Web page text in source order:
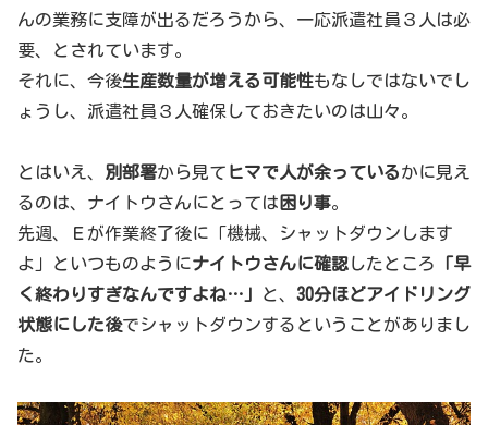
んの業務に支障が出るだろうから、一応派遣社員３人は必
要、とされています。
それに、今後生産数量が増える可能性もなしではないでし
ょうし、派遣社員３人確保しておきたいのは山々。
とはいえ、 別部署から見て ヒマで人が余っているかに見え
るのは、ナイトウさんにとっては 困り事。
先週、Ｅが作業終了後に「機械、シャットダウンします
よ」といつものようにナイトウさんに確認したところ
「早
く終わりすぎなんですよね…」
と、 30分ほどアイドリング
状態にした後でシャットダウンするということがありまし
た。